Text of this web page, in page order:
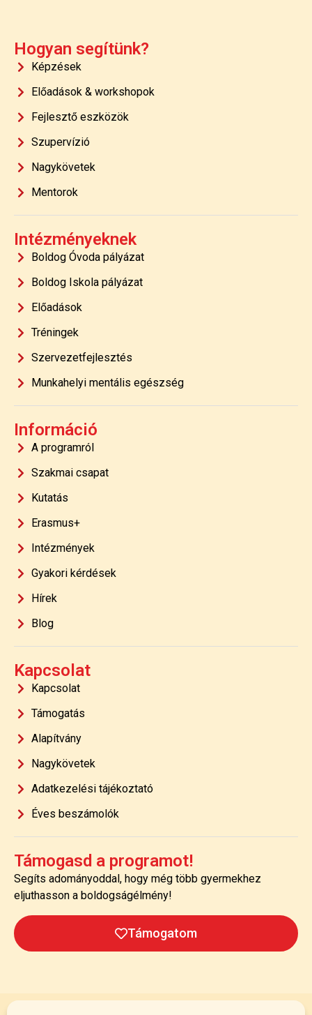
Hogyan segítünk?
Képzések
Előadások & workshopok
Fejlesztő eszközök
Szupervízió
Nagykövetek
Mentorok
Intézményeknek
Boldog Óvoda pályázat
Boldog Iskola pályázat
Előadások
Tréningek
Szervezetfejlesztés
Munkahelyi mentális egészség
Információ
A programról
Szakmai csapat
Kutatás
Erasmus+
Intézmények
Gyakori kérdések
Hírek
Blog
Kapcsolat
Kapcsolat
Támogatás
Alapítvány
Nagykövetek
Adatkezelési tájékoztató
Éves beszámolók
Támogasd a programot!
Segíts adományoddal, hogy még több gyermekhez
eljuthasson a boldogságélmény!
Támogatom